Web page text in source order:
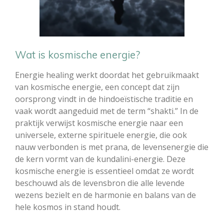
Wat is kosmische energie?
Energie healing werkt doordat het gebruikmaakt
van kosmische energie, een concept dat zijn
oorsprong vindt in de hindoeïstische traditie en
vaak wordt aangeduid met de term “shakti.” In de
praktijk verwijst kosmische energie naar een
universele, externe spirituele energie, die ook
nauw verbonden is met prana, de levensenergie die
de kern vormt van de kundalini-energie. Deze
kosmische energie is essentieel omdat ze wordt
beschouwd als de levensbron die alle levende
wezens bezielt en de harmonie en balans van de
hele kosmos in stand houdt.